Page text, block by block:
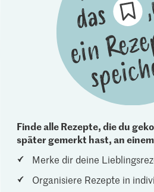
Finde alle Rezepte, die du
später gemerkt hast, an
Merke dir deine
Organisiere Rezepte in